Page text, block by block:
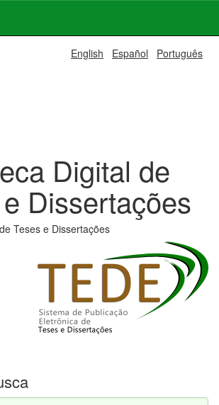
English Español Português
Digital de
Dissertações
Teses e Dissertações